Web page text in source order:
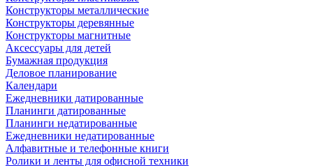
Конструкторы металлические
Конструкторы деревянные
Конструкторы магнитные
Аксессуары для детей
Бумажная продукция
Деловое планирование
Календари
Ежедневники датированные
Планинги датированные
Планинги недатированные
Ежедневники недатированные
Алфавитные и телефонные книги
Ролики и ленты для офисной техники